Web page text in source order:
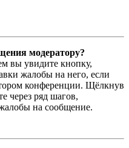
модератору?
вы увидите кнопку,
жалобы на него, если
конференции. Щёлкнув
через ряд шагов,
на сообщение.